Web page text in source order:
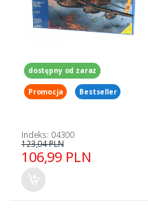
dostępny od zaraz
Promocja Bestseller
Indeks: 04300
106,99 PLN
123,04 PLN